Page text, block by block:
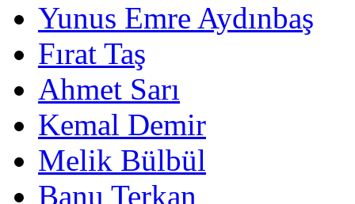
Yunus Emre Aydınbaş
Fırat Taş
Ahmet Sarı
Kemal Demir
Melik Bülbül
Banu Terkan